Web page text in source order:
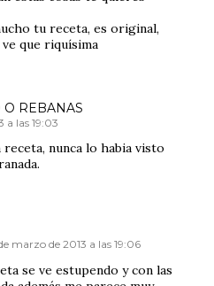
tu receta, es original,
que riquísima
O REBANAS
a las 19:03
nunca lo habia visto
marzo de 2013 a las 19:06
se ve estupendo y con las